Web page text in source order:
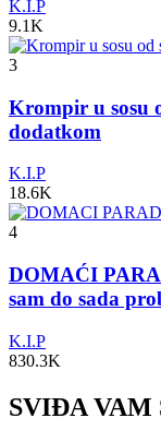
K.I.P
9.1K
3
Krompir u sosu
dodatkom
K.I.P
18.6K
4
DOMAĆI
sam do sada
K.I.P
830.3K
SVIĐA VAM